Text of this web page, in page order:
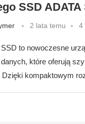
SSD ADATA
2 lata temu 4
to nowoczesne
które oferują
Dzięki kompaktowym